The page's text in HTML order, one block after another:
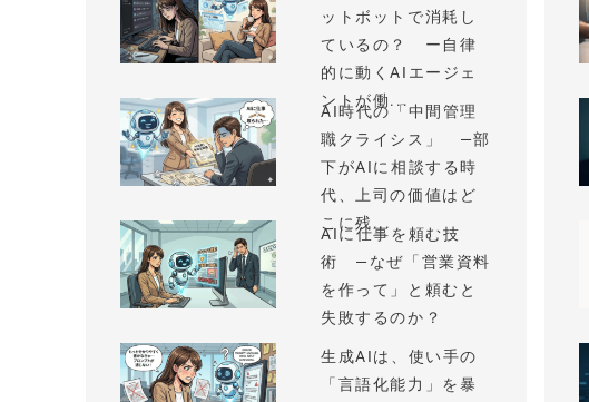
ットボットで消耗し
ているの？ ー自律
的に動くAIエージェ
ントが働...
AI時代の「中間管理
職クライシス」 —部
下がAIに相談する時
代、上司の価値はど
こに残...
AIに仕事を頼む技
術 —なぜ「営業資料
を作って」と頼むと
失敗するのか？
生成AIは、使い手の
「言語化能力」を暴